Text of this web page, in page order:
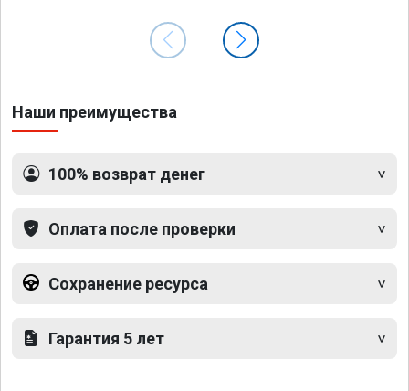
Наши преимущества
100% возврат денег
Оплата после проверки
Сохранение ресурса
Гарантия 5 лет